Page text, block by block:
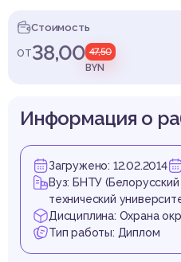
Стоимость
от38,00 47,50
BYN
Информация о
Загружено: 12.02.2014
Вуз: БНТУ
технический
Дисциплина: Охрана
Тип работы: Диплом